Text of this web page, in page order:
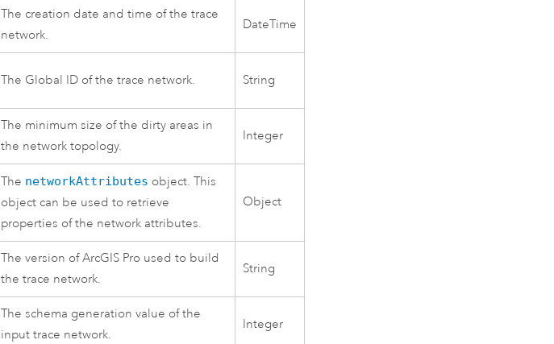
The creation date and time of the trace
network.
DateTime
The Global ID of the trace network. String
The minimum size of the dirty areas in
the network topology.
Integer
The networkAttributes object. This
object can be used to retrieve
properties of the network attributes.
Object
The version ofArcGIS Pro used to build
the trace network.
String
The schema generation value of the
input trace network.
Integer